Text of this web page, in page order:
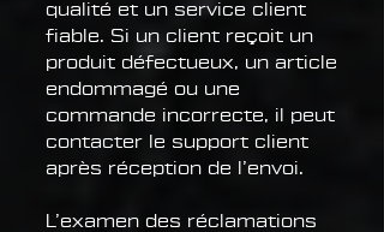
qualité et un service client
fiable. Si un client reçoit un
produit défectueux, un article
endommagé ou une
commande incorrecte, il peut
contacter le support client
après réception de l’envoi.
L’examen des réclamations